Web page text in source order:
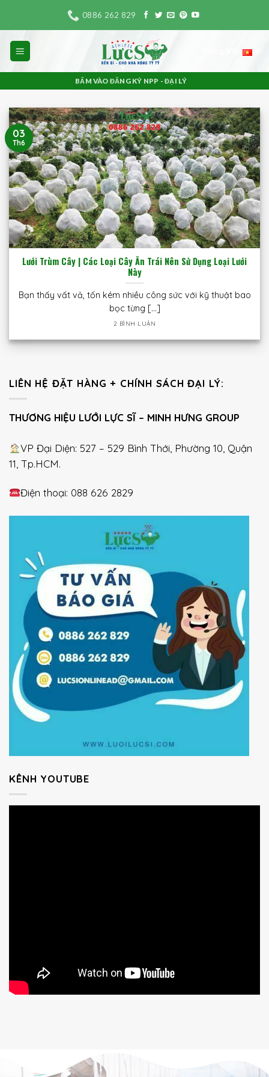
nội
dung
0886 262 829
BẤM VÀO ĐĂNG KÝ NPP - ĐẠI LÝ
Lưới Trùm Cây | Các Loại Cây Ăn Trái Nên Sử Dụng Loại Lưới
Này
Bạn thấy vất vả, tốn kém nhiều công sức với kỹ thuật bao
bọc từng [...]
2 BÌNH LUẬN
03
Th6
LIÊN HỆ ĐẶT HÀNG + CHÍNH SÁCH ĐẠI LÝ:
THƯƠNG HIỆU LƯỚI LỰC SĨ – MINH HƯNG GROUP
VP Đại Diện: 527 – 529 Bình Thới, Phường 10, Quận
11, Tp.HCM.
Điện thoại: 088 626 2829
KÊNH YOUTUBE